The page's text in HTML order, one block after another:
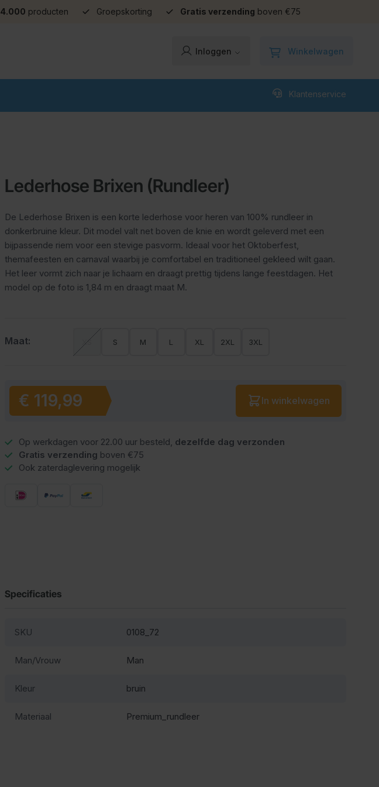
4.000 producten Groepskorting Gratis verzending boven €75
Inloggen Winkelwagen
Klantenservice
Lederhose Brixen (Rundleer)
De Lederhose Brixen is een korte lederhose voor heren van 100% rundleer in
donkerbruine kleur. Dit model valt net boven de knie en wordt geleverd met een
bijpassende riem voor een stevige pasvorm. Ideaal voor het Oktoberfest,
themafeesten en carnaval waarbij je comfortabel en traditioneel gekleed wilt gaan.
Het leer vormt zich naar je lichaam en draagt prettig tijdens lange feestdagen. Het
model op de foto is 1,84 m en draagt maat M.
Maat: XS S M L XL 2XL 3XL
Vanaf:
€ 119,99
Aantal
In winkelwagen
Op werkdagen voor 22.00 uur besteld, dezelfde dag verzonden
Gratis verzending boven €75
Ook zaterdaglevering mogelijk
Specificaties
SKU 0108_72
Man/Vrouw Man
Kleur bruin
Materiaal Premium_rundleer